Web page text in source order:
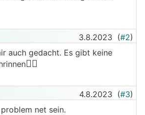
3.8.2023 (#2)
auch gedacht. Es gibt keine
🤷‍♂️
4.8.2023 (#3)
net sein.